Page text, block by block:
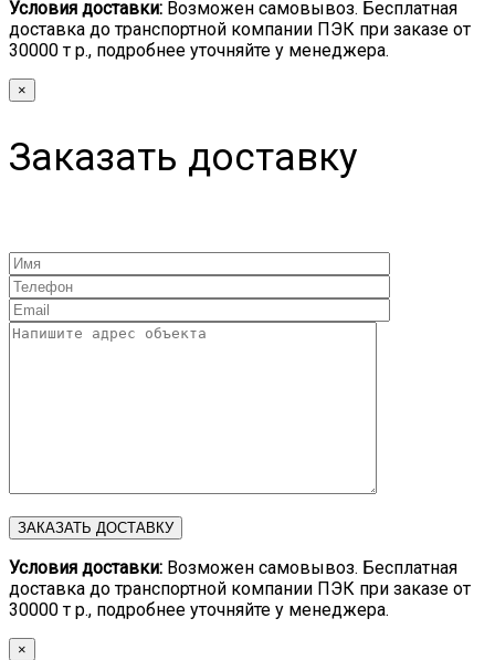
Условия доставки: Возможен самовывоз. Бесплатная
доставка до транспортной компании ПЭК при заказе от
30000 т р., подробнее уточняйте у менеджера.
×
Заказать доставку
Условия доставки: Возможен самовывоз. Бесплатная
доставка до транспортной компании ПЭК при заказе от
30000 т р., подробнее уточняйте у менеджера.
×